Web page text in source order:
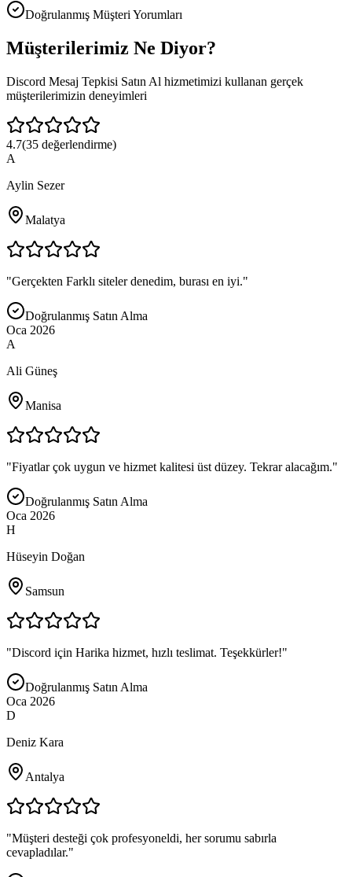
Doğrulanmış Müşteri Yorumları
Müşterilerimiz Ne Diyor?
Discord Mesaj Tepkisi Satın Al hizmetimizi kullanan gerçek
müşterilerimizin deneyimleri
4.7(35 değerlendirme)
A
Aylin Sezer
Malatya
"Gerçekten Farklı siteler denedim, burası en iyi."
Doğrulanmış Satın Alma
Oca 2026
A
Ali Güneş
Manisa
"Fiyatlar çok uygun ve hizmet kalitesi üst düzey. Tekrar alacağım."
Doğrulanmış Satın Alma
Oca 2026
H
Hüseyin Doğan
Samsun
"Discord için Harika hizmet, hızlı teslimat. Teşekkürler!"
Doğrulanmış Satın Alma
Oca 2026
D
Deniz Kara
Antalya
"Müşteri desteği çok profesyoneldi, her sorumu sabırla
cevapladılar."